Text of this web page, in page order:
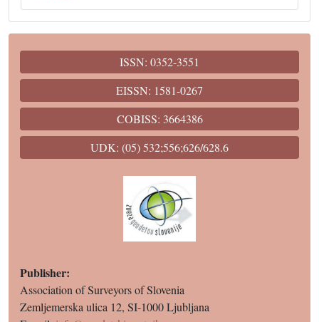
ISSN: 0352-3551
EISSN: 1581-0267
COBISS: 3664386
UDK: (05) 532;556;626/628.6
Publisher:
Association of Surveyors of Slovenia
Zemljemerska ulica 12, SI-1000 Ljubljana